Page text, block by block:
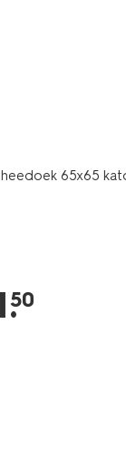
65x65
.
50